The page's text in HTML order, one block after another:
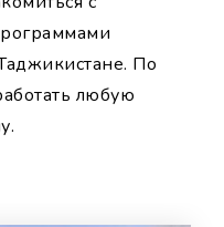
По
любую